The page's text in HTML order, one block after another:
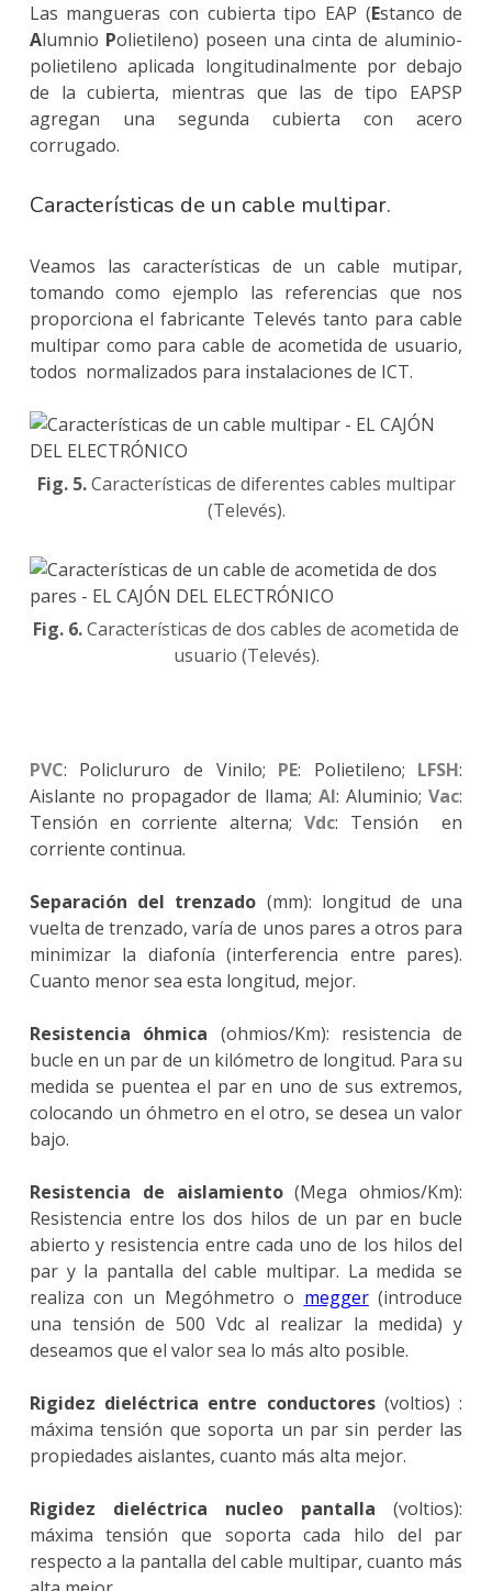
Las mangueras con cubierta tipo EAP (Estanco de
Alumnio Polietileno) poseen una cinta de aluminio-
polietileno aplicada longitudinalmente por debajo
de la cubierta, mientras que las de tipo EAPSP
agregan una segunda cubierta con acero
corrugado.
Características de un cable multipar.
Veamos las características de un cable mutipar,
tomando como ejemplo las referencias que nos
proporciona el fabricante Televés tanto para cable
multipar como para cable de acometida de usuario,
todos normalizados para instalaciones de ICT.
Fig. 5.Características de diferentes cables multipar
(Televés).
Fig. 6.Características de dos cables de acometida de
usuario (Televés).
PVC: Policlururo de Vinilo; PE: Polietileno; LFSH:
Aislante no propagador de llama; Al: Aluminio;Vac:
Tensión en corriente alterna; Vdc: Tensión en
corriente continua.
Separación del trenzado (mm): longitud de una
vuelta de trenzado, varía de unos pares a otros para
minimizar la diafonía (interferencia entre pares).
Cuanto menor sea esta longitud, mejor.
Resistencia óhmica (ohmios/Km): resistencia de
bucle en un par de un kilómetro de longitud. Para su
medida se puentea el par en uno de sus extremos,
colocando un óhmetro en el otro, se desea un valor
bajo.
Resistencia de aislamiento(Mega ohmios/Km):
Resistencia entre los dos hilos de un par en bucle
abierto y resistencia entre cada uno de los hilos del
par y la pantalla del cable multipar. La medida se
realiza con un Megóhmetro o megger(introduce
una tensión de 500 Vdc al realizar la medida) y
deseamos que el valor sea lo más alto posible.
Rigidez dieléctrica entre conductores(voltios) :
máxima tensión que soporta un par sin perder las
propiedades aislantes, cuanto más alta mejor.
Rigidez dieléctrica nucleo pantalla (voltios):
máxima tensión que soporta cada hilo del par
respecto a la pantalla del cable multipar, cuanto más